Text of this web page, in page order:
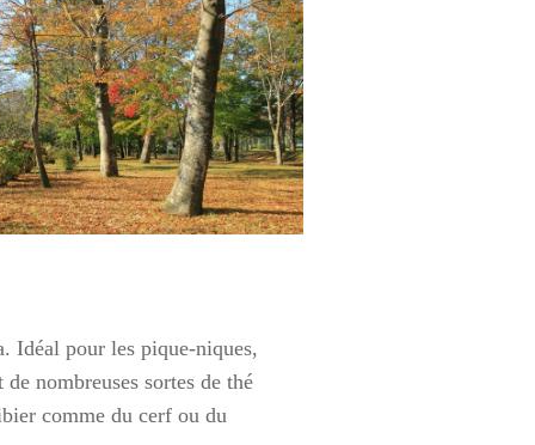
Idéal pour les pique-niques,
nombreuses sortes de thé
comme du cerf ou du